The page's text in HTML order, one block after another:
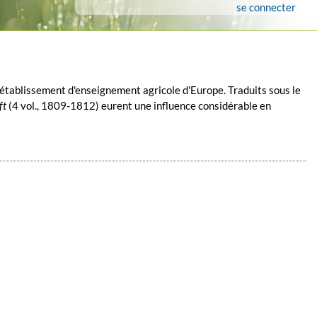
d'enseignement agricole d'Europe. Traduits sous le
(4 vol., 1809-1812) eurent une influence considérable en
se connecter